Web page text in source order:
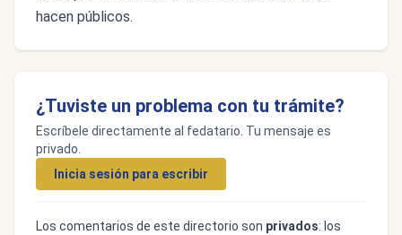
hacen públicos.
¿Tuviste un problema con tu trámite?
Escríbele directamente al fedatario. Tu mensaje es
privado.
Inicia sesión para escribir
Los comentarios de este directorio son privados: los